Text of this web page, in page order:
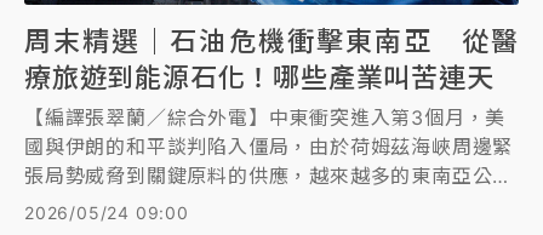
周末精選｜石油危機衝擊東南亞 從醫
療旅遊到能源石化！哪些產業叫苦連天
【編譯張翠蘭／綜合外電】中東衝突進入第3個月，美
國與伊朗的和平談判陷入僵局，由於荷姆茲海峽周邊緊
張局勢威脅到關鍵原料的供應，越來越多的東南亞公司
對於能源成本上漲和消費需求疲軟發出警告，從醫療旅
2026/05/24 09:00